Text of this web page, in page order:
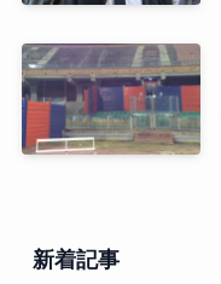
新着記事